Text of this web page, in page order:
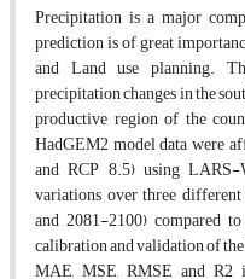
Precipitation is a major
prediction is of great
and Land use planning.
precipitation changes in the
productive region of the
HadGEM2 model data were
and RCP 8.5) using
variations over three
and 2081-2100) compared
calibration and validation of
MAE, MSE, RMSE and R2